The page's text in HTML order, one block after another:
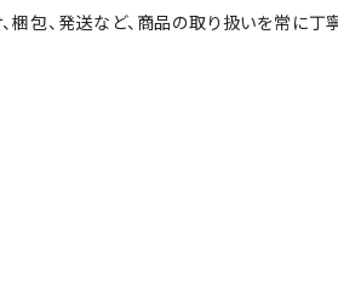
包、発送など、商品の取り扱いを常に丁